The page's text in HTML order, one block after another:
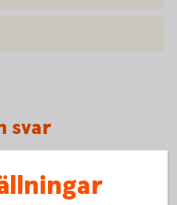
svar
till Nordafrika?